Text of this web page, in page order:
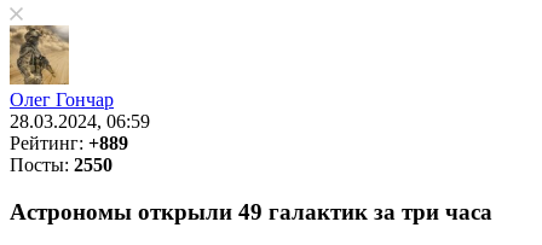
Олег Гончар
28.03.2024, 06:59
Рейтинг: +889
Посты: 2550
Астрономы открыли 49 галактик за три часа